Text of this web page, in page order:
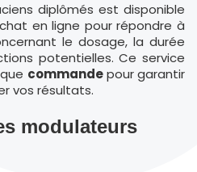
diplômés est disponible
en ligne pour répondre à
le dosage, la durée
potentielles. Ce service
commandepour garantir
vos résultats.
modulateurs